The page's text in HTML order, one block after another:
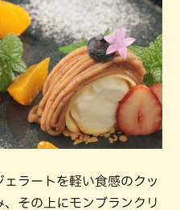
ラートを軽い食感のクッ
その上にモンブランクリ